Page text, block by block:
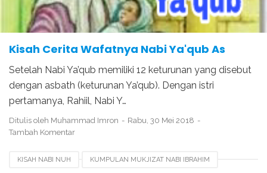
Kisah Cerita Wafatnya Nabi Ya'qub As
Setelah Nabi Ya’qub memiliki 12 keturunan yang disebut
dengan asbath (keturunan Ya’qub). Dengan istri
pertamanya, Rahiil, Nabi Y…
Ditulis oleh Muhammad Imron
Rabu, 30 Mei 2018
Tambah Komentar
KISAH NABI NUH KUMPULAN MUKJIZAT NABI IBRAHIM